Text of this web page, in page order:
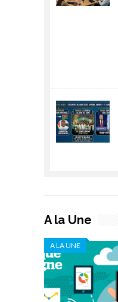
A la Une
A LA UNE